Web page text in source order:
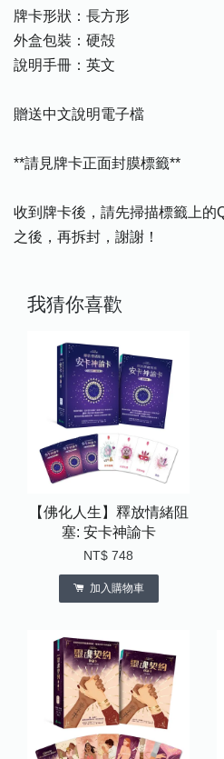
牌卡形狀：長方形
外盒包裝：硬殻
說明手冊：英文
贈送中文說明電子檔
**請見牌卡正面封膜標籤**
收到牌卡後，請先掃描標籤上的
之後，再拆封，謝謝！
我猜你喜歡
【佛化人生】釋放情緒阻
塞: 安卡神諭卡
NT$ 748
加入購物車